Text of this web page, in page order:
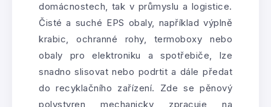
domácnostech, tak v průmyslu a logistice.
Čisté a suché EPS obaly, například výplně
krabic, ochranné rohy, termoboxy nebo
obaly pro elektroniku a spotřebiče, lze
snadno slisovat nebo podrtit a dále předat
do recyklačního zařízení. Zde se pěnový
polystyren mechanicky zpracuje na